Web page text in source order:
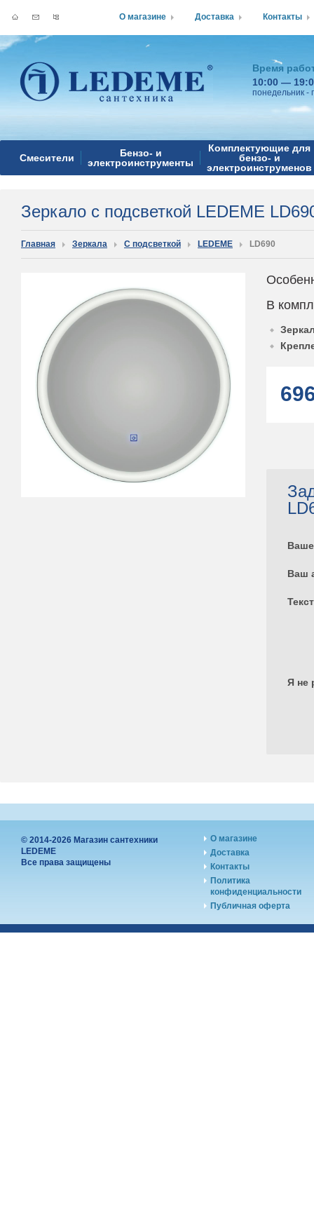
Время
10:00 —
понедельник -
Смесители
Бензо- и
электроинструменты
Комплектующие для
бензо- и
электроинструменов
Зеркало с подсветкой LEDEME
Главная Зеркала С подсветкой LEDEME LD690
В
Ваш
Я не
© 2014-2026 Магазин сантехники
LEDEME
Все права защищены
О магазине
Доставка
Контакты
Политика
конфиденциальности
Публичная оферта
О магазине Доставка Контакты